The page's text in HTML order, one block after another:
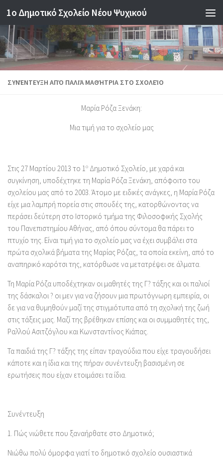
Skip to content
1o Δημοτικό Σχολείο Νέου Ψυχικού
ΣΥΝΈΝΤΕΥΞΗ ΑΠΌ ΠΑΛΙΆ ΜΑΘΉΤΡΙΑ ΣΤΟ ΣΧΟΛΕΊΟ
Μαρία Ρόζα Ξενάκη:
Μια τιμή για το σχολείο μας
Στις 27 Μαρτίου 2013 το 1ο Δημοτικό Σχολείο, με χαρά και
συγκίνηση, υποδέχτηκε τη Μαρία Ρόζα Ξενάκη, απόφοιτο του
σχολείου μας από το 2003. Άτομο με ειδικές ανάγκες, η Μαρία Ρόζα
είχε μια λαμπρή πορεία στις σπουδές της, κατορθώνοντας να
περάσει δεύτερη στο Ιστορικό τμήμα της Φιλοσοφικής Σχολής
του Πανεπιστημίου Αθήνας, από όπου σύντομα θα πάρει το
πτυχίο της. Είναι τιμή για το σχολείο μας να έχει συμβάλει στα
πρώτα σχολικά βήματα της Μαρίας Ρόζας, τα οποία εκείνη, από το
αναπηρικό καρότσι της, κατόρθωσε να μετατρέψει σε άλματα.
Τη Μαρία Ρόζα υποδέχτηκαν οι μαθητές της Γ? τάξης και οι παλιοί
της δάσκαλοι ? οι μεν για να ζήσουν μια πρωτόγνωρη εμπειρία, οι
δε για να θυμηθούν μαζί της στιγμιότυπα από τη σχολική της ζωή
στις τάξεις μας. Μαζί της βρέθηκαν επίσης και οι συμμαθητές της,
Ραλλού Ασιτζόγλου και Κωνσταντίνος Κιάπας.
Τα παιδιά της Γ? τάξης της είπαν τραγούδια που είχε τραγουδήσει
κάποτε και η ίδια και της πήραν συνέντευξη βασισμένη σε
ερωτήσεις που είχαν ετοιμάσει τα ίδια.
Συνέντευξη
1. Πώς νιώθετε που ξαναήρθατε στο Δημοτικό;
Νιώθω πολύ όμορφα γιατί το δημοτικό σχολείο ουσιαστικά